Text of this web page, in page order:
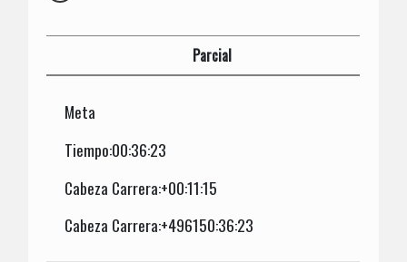
Parcial
Meta
Tiempo:00:36:23
Cabeza Carrera:+00:11:15
Cabeza Carrera:+496150:36:23